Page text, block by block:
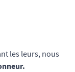
les leurs, nous